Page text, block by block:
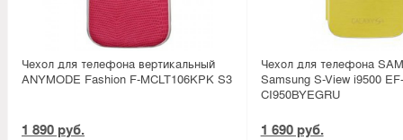
Чехол для телефона вертикальный
ANYMODE Fashion F-MCLT106KPK S3
1 890 руб.
Чехол для телефона
Samsung S-View i9500 EF-
CI950BYEGRU
1 690 руб.